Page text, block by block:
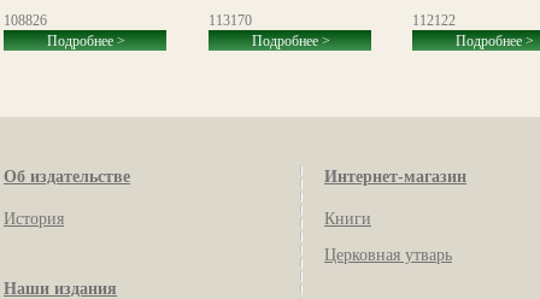
108826
Подробнее >
113170
Подробнее >
112122
Подробнее >
Об издательстве
История
Наши издания
Интернет-магазин
Книги
Церковная утварь